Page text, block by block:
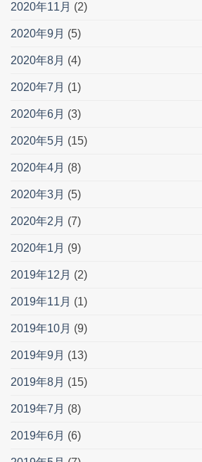
2020年11月 (2)
2020年9月 (5)
2020年8月 (4)
2020年7月 (1)
2020年6月 (3)
2020年5月 (15)
2020年4月 (8)
2020年3月 (5)
2020年2月 (7)
2020年1月 (9)
2019年12月 (2)
2019年11月 (1)
2019年10月 (9)
2019年9月 (13)
2019年8月 (15)
2019年7月 (8)
2019年6月 (6)